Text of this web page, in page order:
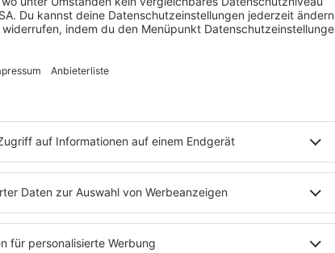
Autos fernhalten?
scharfe Gerüche wie Essig und WC-Steine
kurzfristig helfen, sind jedoch selten eine langfristige
Auto nur für kurze Zeit. Zudem sind die Tiere sehr
Motorraum, dass keine anderen Tiere in der Nähe sind.
helfen kann:frisch aufgeschnittene